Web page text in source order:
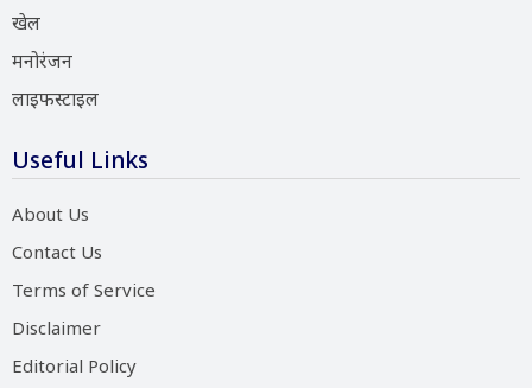
खेल
मनोरंजन
लाइफस्टाइल
Useful Links
About Us
Contact Us
Terms of Service
Disclaimer
Editorial Policy